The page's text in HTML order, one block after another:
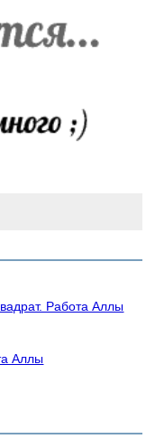
Работа Аллы
Аллы